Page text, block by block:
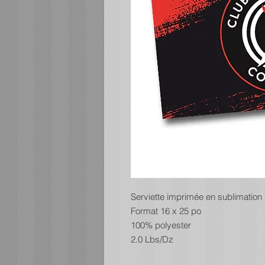
Serviette imprimée en sublimation
Format 16 x 25 po
100% polyester
2.0 Lbs/Dz